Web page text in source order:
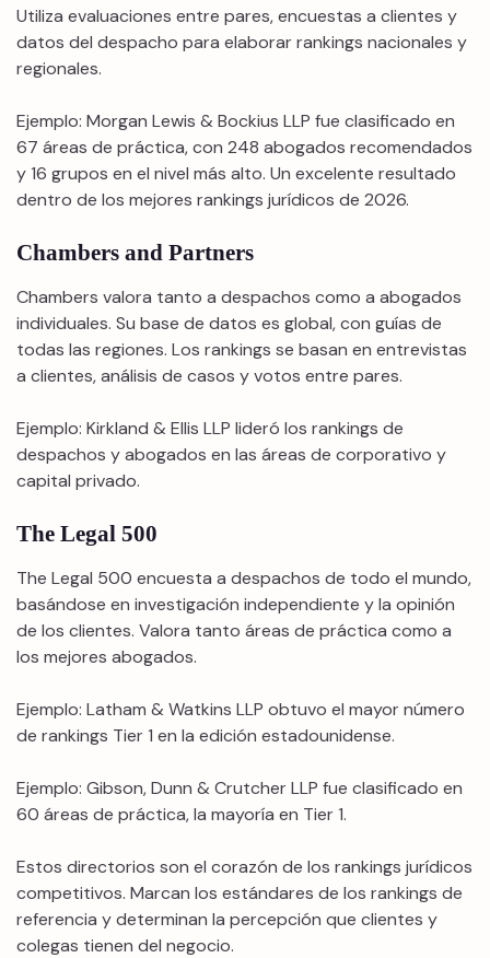
Utiliza evaluaciones entre pares, encuestas a clientes y
datos del despacho para elaborar rankings nacionales y
regionales.
Ejemplo: Morgan Lewis & Bockius LLP fue clasificado en
67 áreas de práctica, con 248 abogados recomendados
y 16 grupos en el nivel más alto. Un excelente resultado
dentro de los mejores rankings jurídicos de 2026.
Chambers and Partners
Chambers valora tanto a despachos como a abogados
individuales. Su base de datos es global, con guías de
todas las regiones. Los rankings se basan en entrevistas
a clientes, análisis de casos y votos entre pares.
Ejemplo: Kirkland & Ellis LLP lideró los rankings de
despachos y abogados en las áreas de corporativo y
capital privado.
The Legal 500
The Legal 500 encuesta a despachos de todo el mundo,
basándose en investigación independiente y la opinión
de los clientes. Valora tanto áreas de práctica como a
los mejores abogados.
Ejemplo: Latham & Watkins LLP obtuvo el mayor número
de rankings Tier 1 en la edición estadounidense.
Ejemplo: Gibson, Dunn & Crutcher LLP fue clasificado en
60 áreas de práctica, la mayoría en Tier 1.
Estos directorios son el corazón de los rankings jurídicos
competitivos. Marcan los estándares de los rankings de
referencia y determinan la percepción que clientes y
colegas tienen del negocio.